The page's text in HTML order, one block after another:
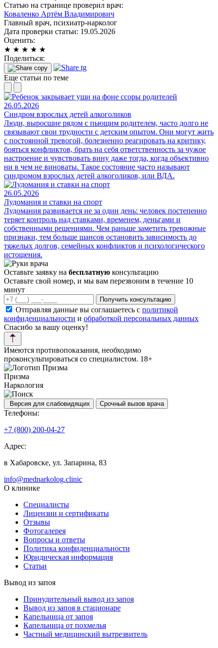
Статью на странице проверил врач:
Коваленко Артём Владимирович
Главный врач, психиатр-нарколог
Дата проверки статьи: 19.05.2026
Оценить:
★ ★ ★ ★ ★
Поделиться:
Еще статьи по теме
26.05.2026
Синдром взрослых детей алкоголиков
Люди, выросшие рядом с пьющим родителем, часто долго не
связывают свои трудности с детским опытом. Они могут жить
с постоянной тревогой, болезненно реагировать на критику,
бояться конфликтов, брать на себя ответственность за чужое
настроение и чувствовать вину даже тогда, когда объективно
ни в чем не виноваты. Такое состояние часто называют
синдромом взрослых детей алкоголиков, или ВДА.
26.05.2026
Лудомания и ставки на спорт
Лудомания развивается не за один день: человек постепенно
теряет контроль над ставками, временем, деньгами и
собственными решениями. Чем раньше заметить тревожные
признаки, тем больше шансов остановить зависимость до
тяжелых долгов, семейных конфликтов и психологического
истощения.
Оставьте заявку на бесплатную консультацию
Оставьте свой номер, и мы вам перезвоним в течение 10
минут
Получить консультацию
Отправляя данные вы соглашаетесь с политикой
конфиденциальности и обработкой персональных данных
Спасибо за вашу оценку!
Имеются противопоказания, необходимо
проконсультироваться со специалистом. 18+
Призма
Наркология
Версия для слабовидящих Срочный вызов врача
Телефоны:
+7 (800) 200-04-27
Адрес:
в Хабаровске, ул. Запарина, 83
info@mednarkolog.clinic
О клинике
Специалисты
Лицензии и сертификаты
Отзывы
Фотогалерея
Вопросы и ответы
Политика конфиденциальности
Юридическая информация
Статьи
Вывод из запоя
Принудительный вывод из запоя
Вывод из запоя в стационаре
Капельница от запоя
Капельница от похмелья
Частный медицинский вытрезвитель